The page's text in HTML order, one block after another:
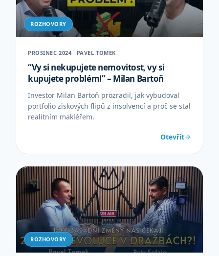
ROZHOVORY
PROSINEC 2024 · PAVEL TOMEK
“Vy si nekupujete nemovitost, vy si
kupujete problém!” – Milan Bartoň
Investor Milan Bartoň prozradil, jak vybudoval
portfolio ziskových flipů z insolvencí a proč se stal
realitním makléřem.
Otevřít
ROZHOVORY